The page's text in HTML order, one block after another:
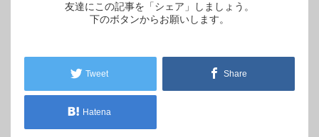
友達にこの記事を「シェア」しましょう。
下のボタンからお願いします。
Tweet Share
Hatena